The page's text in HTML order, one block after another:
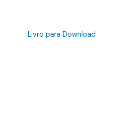
Livro para Download